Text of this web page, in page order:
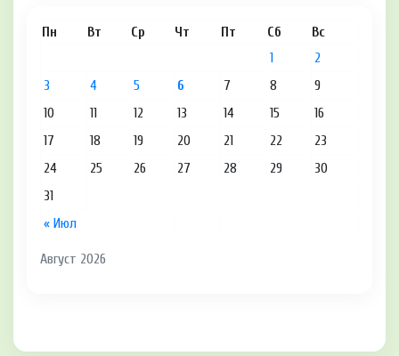
Август 2026
Пн Вт Ср Чт Пт Сб Вс
« Июл
1
2
3
4 5 6 7 8
9
10
11 12 13 14 15
16
17
18 19 20 21 22
23
24
25 26 27 28 29
30
31